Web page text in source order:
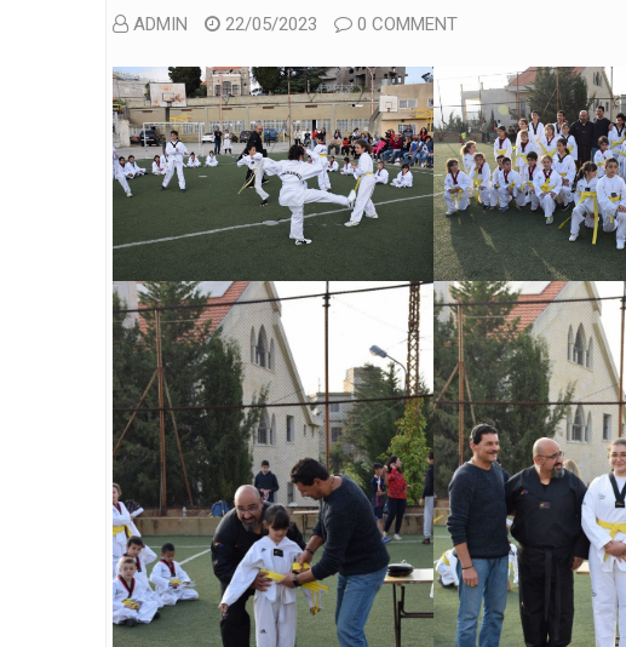
ADMIN 22/05/2023 0 COMMENT